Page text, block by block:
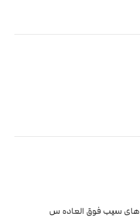
های سیب فوق العاده س